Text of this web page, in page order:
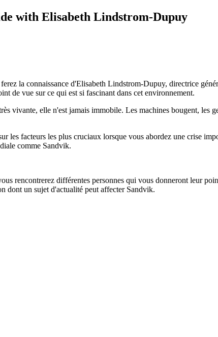
with Elisabeth Lindstrom-Dupuy
la connaissance d'Elisabeth Lindstrom-Dupuy, directrice
de vue sur ce qui est si fascinant dans cet environnement.
vivante, elle n'est jamais immobile. Les machines bougent, les
les facteurs les plus cruciaux lorsque vous abordez une crise
comme Sandvik.
rencontrerez différentes personnes qui vous donneront leur
dont un sujet d'actualité peut affecter Sandvik.